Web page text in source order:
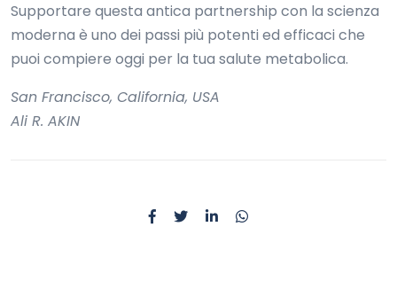
Supportare questa antica partnership con la scienza
moderna è uno dei passi più potenti ed efficaci che
puoi compiere oggi per la tua salute metabolica.
San Francisco, California, USA
Ali R. AKIN